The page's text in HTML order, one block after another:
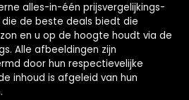
alles-in-één prijsvergelijkings-
de beste deals biedt die
en u op de hoogte houdt via de
Alle afbeeldingen zijn
door hun respectievelijke
inhoud is afgeleid van hun